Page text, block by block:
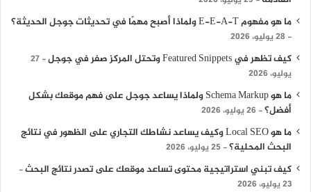
ما هو مفهوم E-E-A-T ولماذا أصبح مهمًا في تحديثات جوجل الحديثة؟
28 يوليو، 2026
كيف تظهر في Featured Snippets وتحتل المركز صفر في جوجل
27
يوليو، 2026
ما هو Schema Markup ولماذا يساعد جوجل على فهم موقعك بشكل
أفضل؟
26 يوليو، 2026
ما هو Local SEO وكيف يساعد نشاطك التجاري على الظهور في نتائج
البحث المحلية؟
25 يوليو، 2026
كيف تبني استراتيجية محتوى تساعد موقعك على تصدر نتائج البحث
23 يوليو، 2026